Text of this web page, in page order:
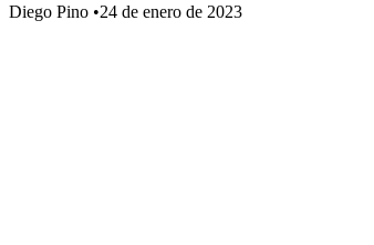
Diego Pino •24 de enero de 2023